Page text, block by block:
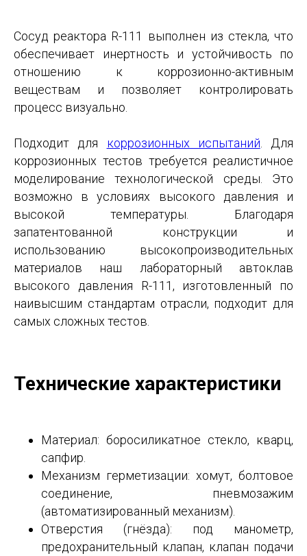
Сосуд реактора R-111 выполнен из стекла, что
обеспечивает инертность и устойчивость по
отношению к коррозионно-активным
веществам и позволяет контролировать
процесс визуально.
Подходит для коррозионных испытаний . Для
коррозионных тестов требуется реалистичное
моделирование технологической среды. Это
возможно в условиях высокого давления и
высокой температуры. Благодаря
запатентованной конструкции и
использованию высокопроизводительных
материалов наш лабораторный автоклав
высокого давления R-111, изготовленный по
наивысшим стандартам отрасли, подходит для
самых сложных тестов.
Технические характеристики
Материал: боросиликатное стекло, кварц,
сапфир.
Механизм герметизации: хомут, болтовое
соединение, пневмозажим
(автоматизированный механизм).
Отверстия (гнёзда): под манометр,
предохранительный клапан, клапан подачи